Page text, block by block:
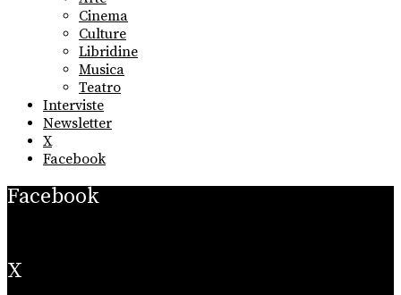
menu
Cinema
Culture
Libridine
Musica
Teatro
Interviste
Newsletter
X
Facebook
Facebook
X